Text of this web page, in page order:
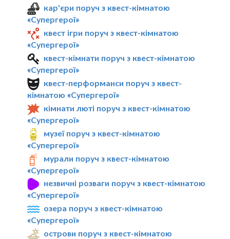
кар'єри поруч з квест-кімнатою
«Супергерої»
квест ігри поруч з квест-кімнатою
«Супергерої»
квест-кімнати поруч з квест-кімнатою
«Супергерої»
квест-перформанси поруч з квест-
кімнатою «Супергерої»
кімнати люті поруч з квест-кімнатою
«Супергерої»
музеї поруч з квест-кімнатою
«Супергерої»
мурали поруч з квест-кімнатою
«Супергерої»
незвичні розваги поруч з квест-кімнатою
«Супергерої»
озера поруч з квест-кімнатою
«Супергерої»
острови поруч з квест-кімнатою